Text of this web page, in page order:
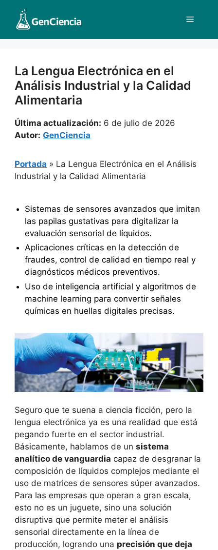
contenido
Menú
La Lengua Electrónica en el
Análisis Industrial y la Calidad
Alimentaria
Última actualización: 6 de julio de 2026
Autor: GenCiencia
Portada » La Lengua Electrónica en el Análisis
Industrial y la Calidad Alimentaria
Sistemas de sensores avanzados que imitan
las papilas gustativas para digitalizar la
evaluación sensorial de líquidos.
Aplicaciones críticas en la detección de
fraudes, control de calidad en tiempo real y
diagnósticos médicos preventivos.
Uso de inteligencia artificial y algoritmos de
machine learning para convertir señales
químicas en huellas digitales precisas.
Seguro que te suena a ciencia ficción, pero la
lengua electrónica ya es una realidad que está
pegando fuerte en el sector industrial.
Básicamente, hablamos de un sistema
analítico de vanguardia capaz de desgranar la
composición de líquidos complejos mediante el
uso de matrices de sensores súper avanzados.
Para las empresas que operan a gran escala,
esto no es un juguete, sino una solución
disruptiva que permite meter el análisis
sensorial directamente en la línea de
producción, logrando una precisión que deja